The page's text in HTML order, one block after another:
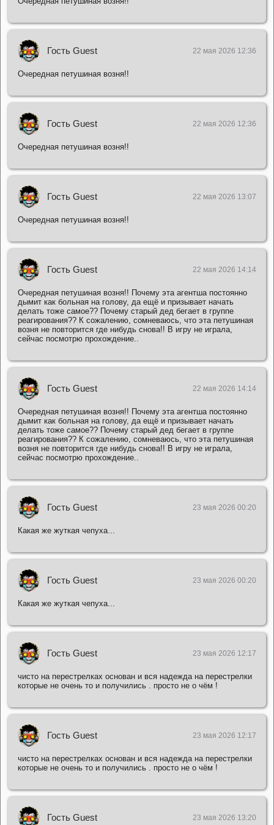
Гость Guest 22 мая 2026 12:36
Очередная петушиная возня!!
Гость Guest 22 мая 2026 12:36
Очередная петушиная возня!!
Гость Guest 22 мая 2026 13:07
Очередная петушиная возня!!
Гость Guest 22 мая 2026 14:14
Очередная петушиная возня!! Почему эта агентша постоянно
дымит как больная на голову, да ещё и призывает начать
делать тоже самое?? Почему старый дед бегает в группе
реагирования?? К сожалению, сомневаюсь, что эта петушиная
возня не повторится где нибудь снова!! В игру не играла,
сейчас посмотрю прохождение..
Гость Guest 22 мая 2026 14:14
Очередная петушиная возня!! Почему эта агентша постоянно
дымит как больная на голову, да ещё и призывает начать
делать тоже самое?? Почему старый дед бегает в группе
реагирования?? К сожалению, сомневаюсь, что эта петушиная
возня не повторится где нибудь снова!! В игру не играла,
сейчас посмотрю прохождение..
Гость Guest 23 мая 2026 00:20
Какая же жуткая чепуха...
Гость Guest 23 мая 2026 00:20
Какая же жуткая чепуха...
Гость Guest 23 мая 2026 12:17
чисто на перестрелках основан и вся надежда на перестрелки
которые не очень то и получились . просто не о чём !
Гость Guest 23 мая 2026 12:17
чисто на перестрелках основан и вся надежда на перестрелки
которые не очень то и получились . просто не о чём !
Гость Guest 23 мая 2026 13:20